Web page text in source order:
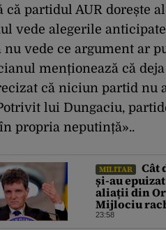
că partidul AUR dorește
vede alegerile
vede ce argument ar
menționează că
că niciun partid nu
lui Dungaciu,
propria neputință»..
MILITAR
Cât
și-au epuizat
aliații din
Mijlociu
conflictul cu
23:58